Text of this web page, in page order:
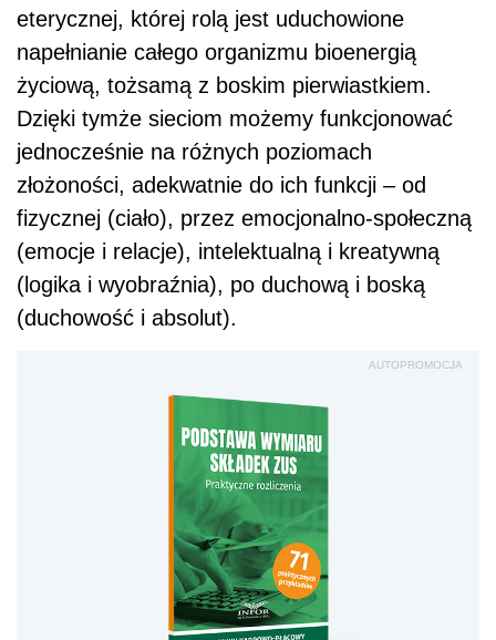
eterycznej, której rolą jest uduchowione
napełnianie całego organizmu bioenergią
życiową, tożsamą z boskim pierwiastkiem.
Dzięki tymże sieciom możemy funkcjonować
jednocześnie na różnych poziomach
złożoności, adekwatnie do ich funkcji – od
fizycznej (ciało), przez emocjonalno-społeczną
(emocje i relacje), intelektualną i kreatywną
(logika i wyobraźnia), po duchową i boską
(duchowość i absolut).
AUTOPROMOCJA